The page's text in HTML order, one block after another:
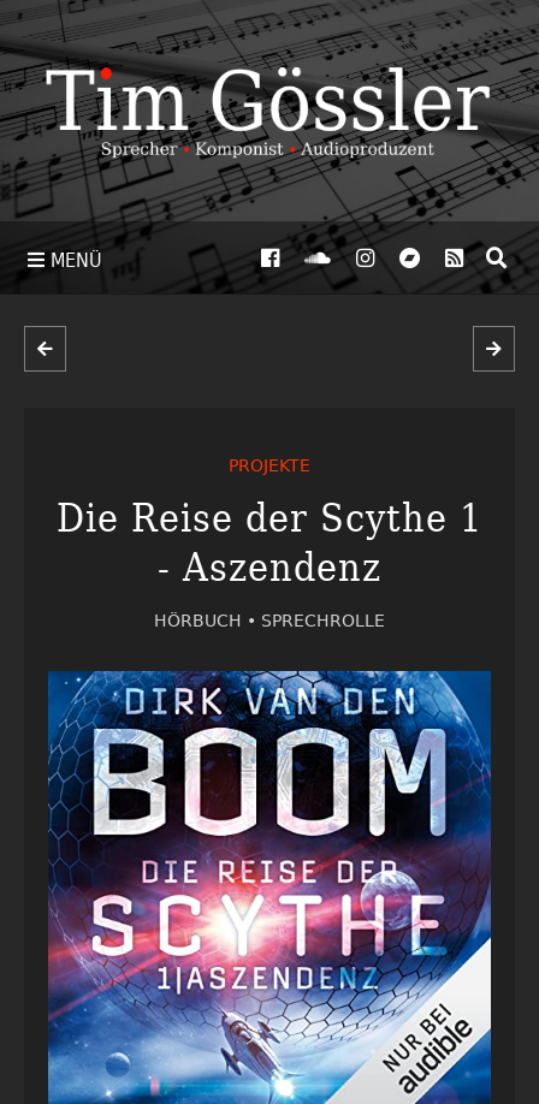
MENÜ
PROJEKTE
Die Reise der Scythe 1
- Aszendenz
HÖRBUCH • SPRECHROLLE